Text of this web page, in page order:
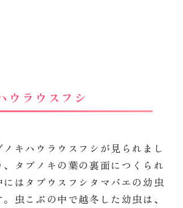
ウラウスフシ
キハウラウスフシが見られまし
、タブノキの葉の裏面につくられ
にはタブウスフシタマバエの幼虫
虫こぶの中で越冬した幼虫は、